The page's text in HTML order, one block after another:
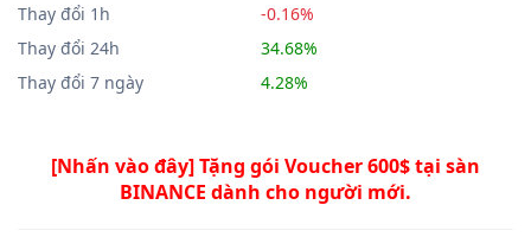
Thay đổi 1h
-0.16%
Thay đổi 24h
34.68%
Thay đổi 7 ngày
4.28%
[Nhấn vào đây] Tặng gói Voucher 600$ tại sàn
BINANCE dành cho người mới.